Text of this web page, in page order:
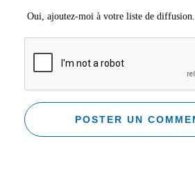
Oui, ajoutez-moi à votre liste de diffusion.